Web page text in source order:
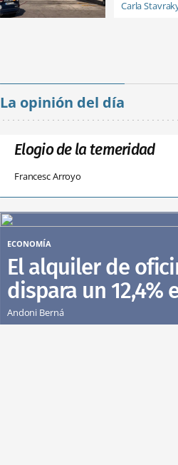
Carla
La opinión del día
Elogio de la temeridad
Francesc Arroyo
ECONOMÍA
El alquiler de
dispara un 12,4%
Andoni Berná